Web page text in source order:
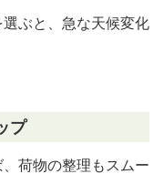
ぶと、急な天候変化
プ
荷物の整理もスムー